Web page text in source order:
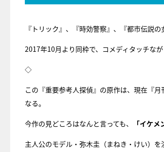
『トリック』、『時効警察』、『都市伝説
2017年10月より同枠で、コメディタッチな
◇
この『重要参考人探偵』の原作は、現在『
なる。
今作の見どころはなんと言っても、 「イケ
主人公のモデル・弥木圭（まねき・けい）